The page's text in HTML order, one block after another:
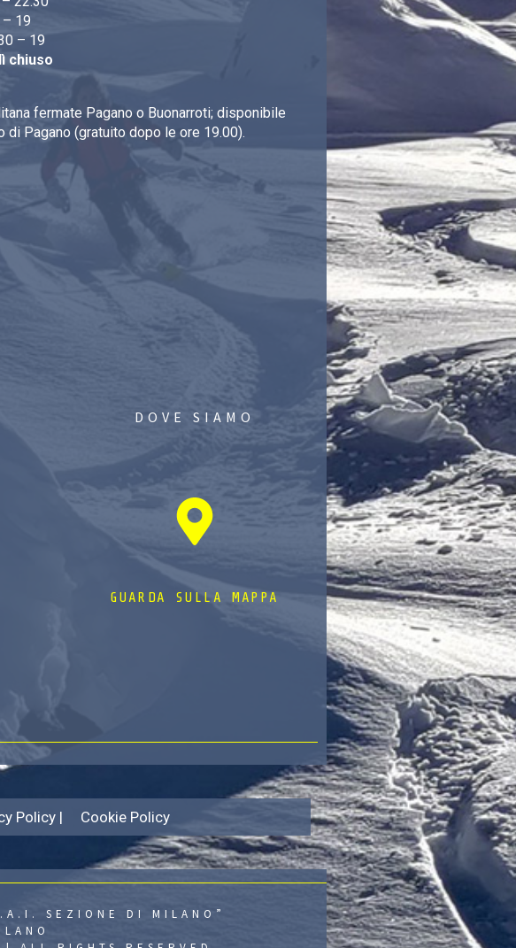
19
– 19
chiuso
fermate Pagano o Buonarroti; disponibile
di Pagano (gratuito dopo le ore 19.00).
DOVE SIAMO
GUARDA SULLA MAPPA
Policy | Cookie Policy
SEZIONE DI MILANO”